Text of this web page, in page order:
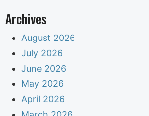
Archives
August 2026
July 2026
June 2026
May 2026
April 2026